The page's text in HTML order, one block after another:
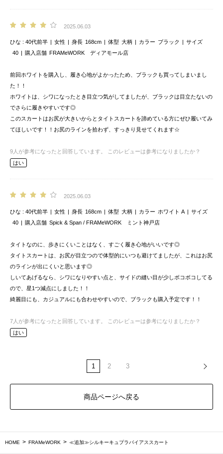
2025.06.03
ひな 40代前半 女性 身長 168cm 体型 大柄 カラー ブラック
サイズ
40
購入店舗 FRAMeWORK ディアモール店
前回ホワイトを購入し、履き心地がよかったため、ブラックも買ってしまいまし
た！！
ホワイトは、シワになったとき目立つ気がしてましたが、ブラックは目立たないの
でさらに履きやすいです◎
このスカートはお尻が大きいからとタイトスカートを諦めている方にぜひ履いてみ
てほしいです！！お尻のラインを拾わず、すっきり見せてくれます☆
9 人が参考になったと回答しています。
このレビューは参考になりましたか？
はい
2025.06.03
ひな 40代前半 女性 身長 168cm 体型 大柄 カラー ホワイト A
サイズ
40
購入店舗 Spick & Span / FRAMeWORK ミント神戸店
タイトなのに、歩きにくいことはなく、すごく履き心地がいいです◎
タイトスカートは、お尻が目立つので体型的にいつも避けてましたが、これはお尻
のラインが出にくいと思います◎
しいてあげるなら、シワになりやすい点と、サイドの縫い目が少しボコボコしてる
ので、星1つ減点にしました！！
綺麗目にも、カジュアルにも合わせやすいので、ブラックも購入予定です！！
7 人が参考になったと回答しています。
このレビューは参考になりましたか？
はい
1 2 3
商品ページへ戻る
HOME FRAMeWORK ≪追加≫シルキーキュプラバイアススカート